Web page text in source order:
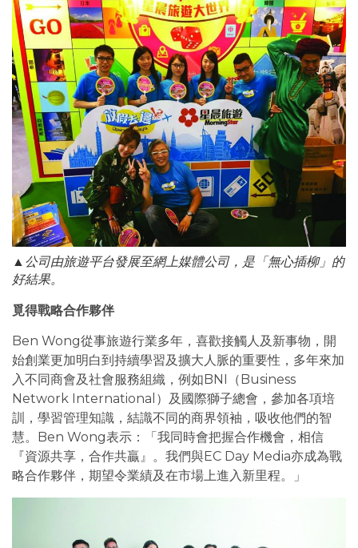
▲公司由旅遊平台發展至網上媒體公司，是「無心插柳」的
好結果。
覓得戰略合作夥伴
Ben Wong從事旅遊行業多年，喜歡接觸人及新事物，開
始創業更加明白到持續學習及擴大人脈的重要性，多年來加
入不同商會及社會服務組織，例如BNI（Business
Network International）及國際獅子總會，參加各項培
訓，學習管理知識，結識不同的商界領袖，吸收他們的智
慧。Ben Wong表示：「我同時會把握合作機會，相信
『資源共享，合作共贏』。我們與EC Day Media亦成為戰
略合作夥伴，期望令業績及在市場上進入新里程。」